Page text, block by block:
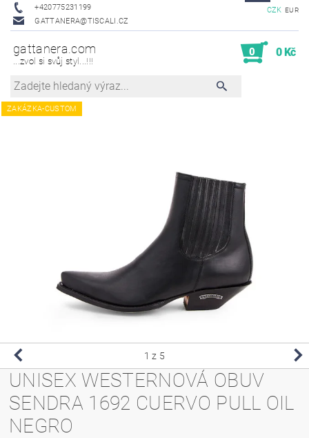
+420775231199
GATTANERA@TISCALI.CZ
CZK EUR
gattanera.com
...zvol si svůj styl...!!!
0 0 Kč
ZAKÁZKA-CUSTOM
1 z 5
UNISEX WESTERNOVÁ OBUV
SENDRA 1692 CUERVO PULL OIL
NEGRO